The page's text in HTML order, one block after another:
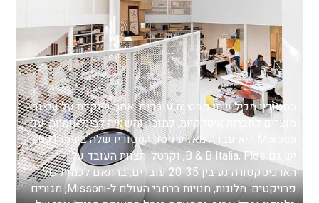
הסטודיו מכיל שתי קבוצות עובדים. אחת שוקדת על עיצוב
מוצרים לחברות איטלקיות, כמובן, והשנייה לבינלאומיות. עם
Moroso היא עבדה מאז שנוסד הסטודיו שלה בשנת 2001.
יש גם B & B Italia, Flos, וקרטל. הצוות העובד על
הארכיטקטורה נע בין 20-35 עובדים, בהתאם לכמות של
פרויקטים. מלונות, חנויות ברחבי העולם ל-Missoni, מגורים